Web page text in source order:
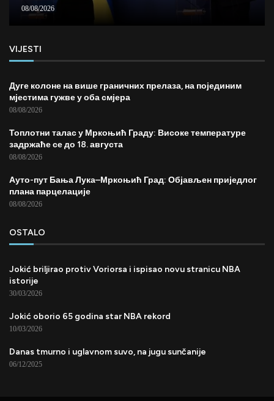
08/08/2026
VIJESTI
Дуге колоне на више граничних прелаза, на појединим
мјестима гужве у оба смјера
08/08/2026
Топлотни талас у Мркоњић Граду: Високе температуре
задржаће се до 18. августа
08/08/2026
Ауто-пут Бања Лука–Мркоњић Град: Објављен приједлог
плана парцелације
08/08/2026
OSTALO
Jokić briljirao protiv Voriorsa i ispisao novu stranicu NBA
istorije
30/03/2026
Jokić oborio 65 godina star NBA rekord
10/03/2026
Danas tmurno i uglavnom suvo, na jugu sunčanije
06/12/2025